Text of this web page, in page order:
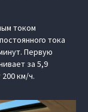
током
тока
Первую
за 5,9
км/ч.